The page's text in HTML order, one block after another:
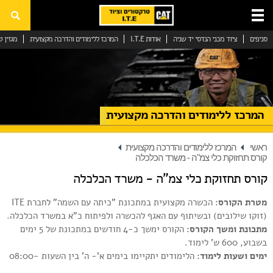
סניפים ציוד מכני הנדסי יד שניה אודות I.T.E המרכז ללימודים והדרכה מקצועית מגזין
ציוד מכני הנדסי
ציוד מכני הנדסי יד שניה
ציוד מכני הנדסי להשכרה
חנות המותג
המרכז ללימודים והדרכה מקצועית
ראשי
המרכז ללימודים והדרכה מקצועית
קורס תחזוקת כלי צמ"ה - משרד הכלכלה
קורס תחזוקת כלי צמ”ה - משרד הכלכלה
מטרת הקורס:
הכשרה מקצועית במתכונת "כיתה עם השמה" לחברת ITE
(זוקו שילובים) ובשיתוף עם האגף להכשרה ולפיתוח כ"א במשרד הכלכלה.
מתכונת ומשך הקורס:
הקורס ימשך כ-4 חודשים במתכונת של 5 ימים
בשבוע, 600 ש' לימוד.
ימים ושעות לימוד:
הלימודים יתקיימו בימים א'- ה' בין השעות 08:00-